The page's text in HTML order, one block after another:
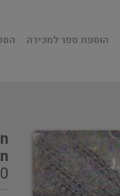
הוספת ספר למכירה